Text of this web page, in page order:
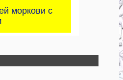
моркови с